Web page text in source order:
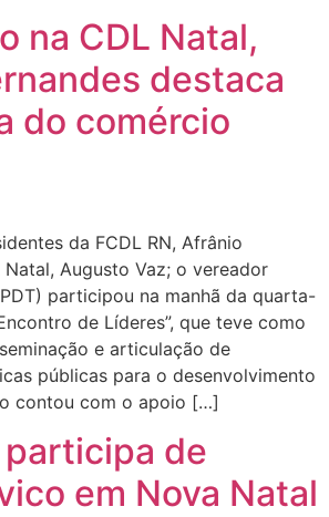
na CDL Natal,
destaca
do comércio
da FCDL RN, Afrânio
Natal, Augusto Vaz; o vereador
participou na manhã da quarta-
de Líderes”, que teve como
e articulação de
públicas para o desenvolvimento
contou com o apoio […]
de
em Nova Natal